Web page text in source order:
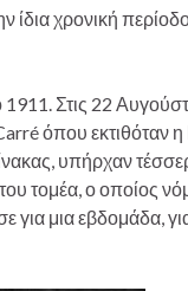
χρονική
Στις 22
όπου εκτιθόταν η
υπήρχαν
τομέα, ο οποίος
μια εβδομάδα,